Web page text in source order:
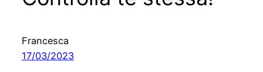
Francesca
17/03/2023